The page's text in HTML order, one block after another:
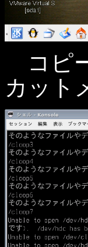
コピ
カット